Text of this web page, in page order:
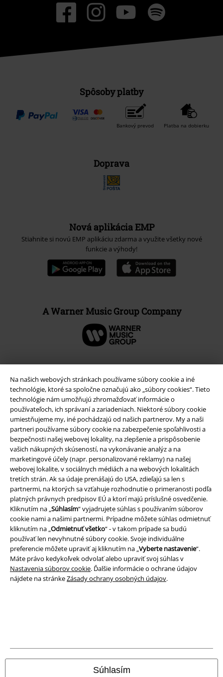
Na našich webových stránkach používame súbory cookie a iné
technológie, ktoré sa spoločne označujú ako „súbory cookies“. Tieto
technológie nám umožňujú zhromažďovať informácie o
používateľoch, ich správaní a zariadeniach. Niektoré súbory cookie
umiestňujeme my, iné pochádzajú od našich partnerov. My a naši
partneri používame súbory cookie na zabezpečenie spoľahlivosti a
bezpečnosti našej webovej lokality, na zlepšenie a prispôsobenie
vašich nákupných skúseností, na vykonávanie analýz a na
marketingové účely (napr. personalizované reklamy) na našej
webovej lokalite, v sociálnych médiách a na webových lokalitách
tretích strán. Ak sa údaje prenášajú do USA, zdieľajú sa len s
partnermi, na ktorých sa vzťahuje rozhodnutie o primeranosti podľa
platných právnych predpisov EÚ a ktorí majú príslušné osvedčenie.
Kliknutím na „Súhlasím“ vyjadrujete súhlas s používaním súborov
cookie nami a našimi partnermi. Prípadne môžete súhlas odmietnuť
kliknutím na „Odmietnuť všetko“ - v takom prípade sa budú
používať len nevyhnutné súbory cookie. Svoje individuálne
preferencie môžete upraviť aj kliknutím na „Vyberte nastavenie“.
Máte právo kedykoľvek odvolať alebo upraviť svoj súhlas v
Nastavenia súborov cookie. Ďalšie informácie o ochrane údajov
nájdete na stránkeZásady ochrany osobných údajov.
Súhlasím
Spôsoby platby
Bankový prevod Platba na dobierku
Doprava
Nová aplikácia EMP
Stiahnite si novú EMP aplikáciu zdarma a využite všetky nové
funkcie a výhody!
A Warner Music Group Company
Právne informácie
Podmienky
Imprint
Ochrana osobných údajov
Likvidácia odpadu a ochrana životného prostredia
Vyhlásenie o zhode
Informácie o prístupnosti
© 1986-2026 EMP Merchandising